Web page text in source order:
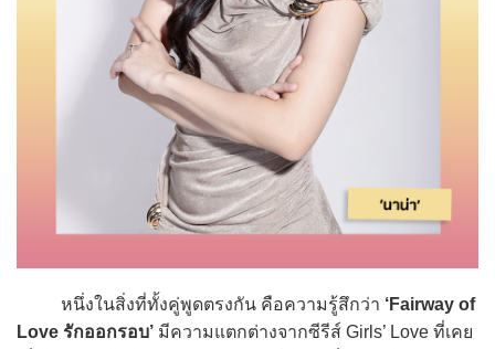
หนึ่งในสิ่งที่ทั้งคู่พูดตรงกัน คือความรู้สึกว่า ‘Fairway of
Love รักออกรอบ’ มีความแตกต่างจากซีรีส์ Girls’ Love ที่เคย